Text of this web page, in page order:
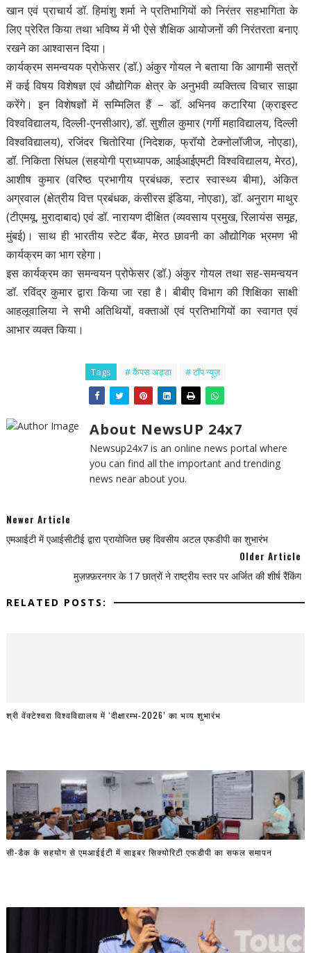
खान एवं प्राचार्य डॉ. हिमांशु शर्मा ने प्रतिभागियों को निरंतर सहभागिता के
लिए प्रेरित किया तथा भविष्य में भी ऐसे शैक्षिक आयोजनों की निरंतरता बनाए
रखने का आश्वासन दिया।
कार्यक्रम समन्वयक प्रोफेसर (डॉ.) अंकुर गोयल ने बताया कि आगामी सत्रों
में कई विषय विशेषज्ञ एवं औद्योगिक क्षेत्र के अनुभवी व्यक्तित्व विचार साझा
करेंगे। इन विशेषज्ञों में सम्मिलित हैं – डॉ. अभिनव कटारिया (क्राइस्ट
विश्वविद्यालय, दिल्ली-एनसीआर), डॉ. सुशील कुमार (गर्गी महाविद्यालय, दिल्ली
विश्वविद्यालय), रजिंदर चितोरिया (निदेशक, फ्रॉयो टेक्नोलॉजीज, नोएडा),
डॉ. निकिता सिंघल (सहयोगी प्राध्यापक, आईआईएमटी विश्वविद्यालय, मेरठ),
आशीष कुमार (वरिष्ठ प्रभागीय प्रबंधक, स्टार स्वास्थ्य बीमा), अंकित
अग्रवाल (क्षेत्रीय वित्त प्रबंधक, कंसीरस इंडिया, नोएडा), डॉ. अनुराग माथुर
(टीएमयू, मुरादाबाद) एवं डॉ. नारायण दीक्षित (व्यवसाय प्रमुख, रिलायंस समूह,
मुंबई)। साथ ही भारतीय स्टेट बैंक, मेरठ छावनी का औद्योगिक भ्रमण भी
कार्यक्रम का भाग रहेगा।
इस कार्यक्रम का समन्वयन प्रोफेसर (डॉ.) अंकुर गोयल तथा सह-समन्वयन
डॉ. रविंद्र कुमार द्वारा किया जा रहा है। बीबीए विभाग की शिक्षिका साक्षी
आहलूवालिया ने सभी अतिथियों, वक्ताओं एवं प्रतिभागियों का स्वागत एवं
आभार व्यक्त किया।
Tags # कैंपस अड्डा # टॉप न्यूज़
About NewsUP 24x7
Newsup24x7 is an online news portal where
you can find all the important and trending
news near about you.
Newer Article
एमआईटी में एआईसीटीई द्वारा प्रायोजित छह दिवसीय अटल एफडीपी का शुभारंभ
Older Article
मुज़फ़्फ़रनगर के 17 छात्रों ने राष्ट्रीय स्तर पर अर्जित की शीर्ष रैंकिंग
RELATED POSTS:
श्री वेंक्टेश्वरा विश्वविद्यालय में ‘दीक्षारम्भ-2026’ का भव्य शुभारंभ
सी-डैक के सहयोग से एमआईईटी में साइबर सिक्योरिटी एफडीपी का सफल समापन